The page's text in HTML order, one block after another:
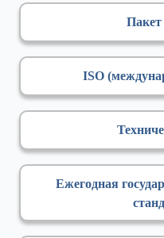
Пакет
ISO
Ежегодная